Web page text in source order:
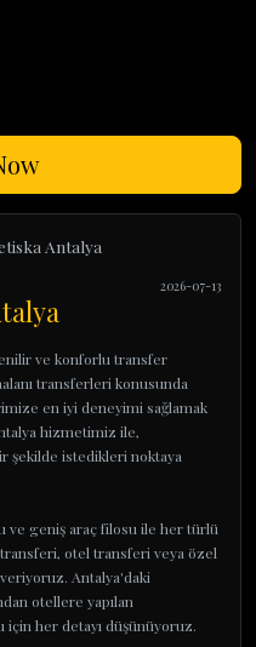
Antalya
2026-07-13
ve konforlu transfer
transferleri konusunda
en iyi deneyimi sağlamak
hizmetimiz ile,
şekilde istedikleri noktaya
ve geniş araç filosu ile her türlü
otel transferi veya özel
Antalya'daki
otellere yapılan
her detayı düşünüyoruz.